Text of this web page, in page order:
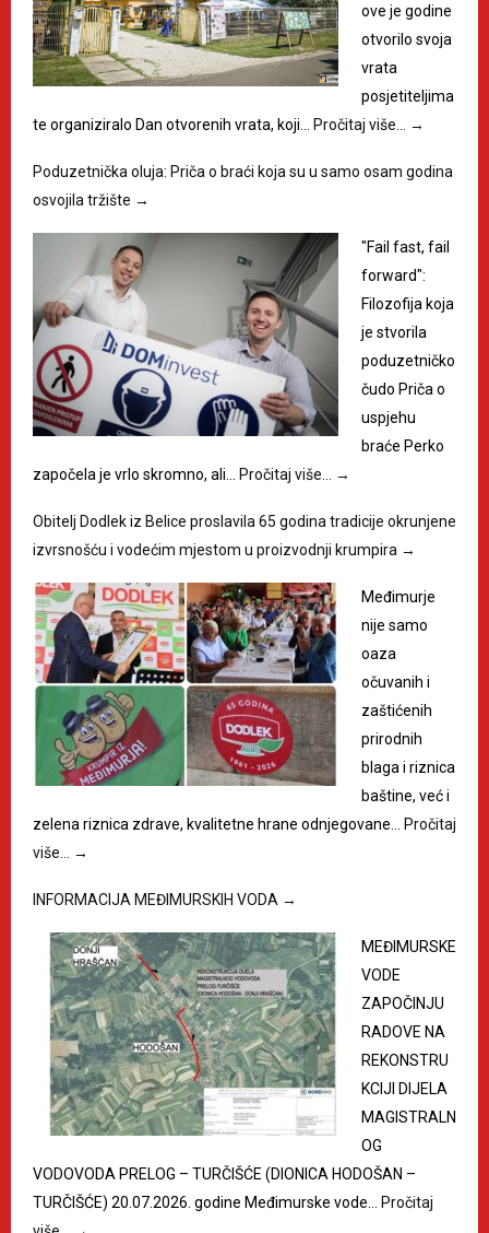
ove je godine
otvorilo svoja
vrata
posjetiteljima
te organiziralo Dan otvorenih vrata, koji…
Pročitaj više… →
Poduzetnička oluja: Priča o braći koja su u samo osam godina
osvojila tržište →
"Fail fast, fail
forward":
Filozofija koja
je stvorila
poduzetničko
čudo Priča o
uspjehu
braće Perko
započela je vrlo skromno, ali…
Pročitaj više… →
Obitelj Dodlek iz Belice proslavila 65 godina tradicije okrunjene
izvrsnošću i vodećim mjestom u proizvodnji krumpira →
Međimurje
nije samo
oaza
očuvanih i
zaštićenih
prirodnih
blaga i riznica
baštine, već i
zelena riznica zdrave, kvalitetne hrane odnjegovane…
Pročitaj
više…
→
INFORMACIJA MEĐIMURSKIH VODA →
MEĐIMURSKE
VODE
ZAPOČINJU
RADOVE NA
REKONSTRU
KCIJI DIJELA
MAGISTRALN
OG
VODOVODA PRELOG – TURČIŠĆE (DIONICA HODOŠAN –
TURČIŠĆE) 20.07.2026. godine Međimurske vode…
Pročitaj